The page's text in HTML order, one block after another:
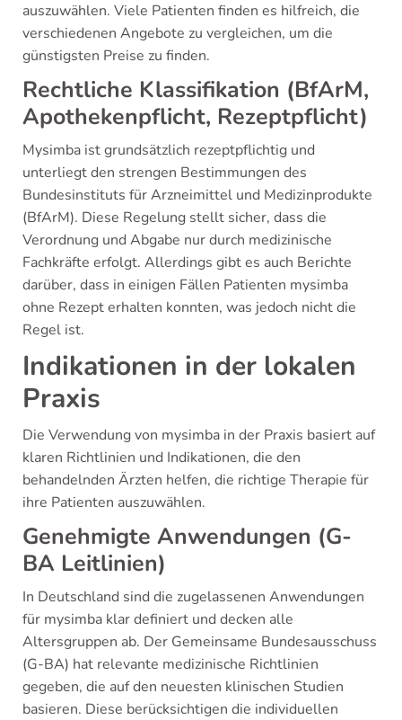
auszuwählen. Viele Patienten finden es hilfreich, die
verschiedenen Angebote zu vergleichen, um die
günstigsten Preise zu finden.
Rechtliche Klassifikation (BfArM,
Apothekenpflicht, Rezeptpflicht)
Mysimba ist grundsätzlich rezeptpflichtig und
unterliegt den strengen Bestimmungen des
Bundesinstituts für Arzneimittel und Medizinprodukte
(BfArM). Diese Regelung stellt sicher, dass die
Verordnung und Abgabe nur durch medizinische
Fachkräfte erfolgt. Allerdings gibt es auch Berichte
darüber, dass in einigen Fällen Patienten mysimba
ohne Rezept erhalten konnten, was jedoch nicht die
Regel ist.
Indikationen in der lokalen
Praxis
Die Verwendung von mysimba in der Praxis basiert auf
klaren Richtlinien und Indikationen, die den
behandelnden Ärzten helfen, die richtige Therapie für
ihre Patienten auszuwählen.
Genehmigte Anwendungen (G-
BA Leitlinien)
In Deutschland sind die zugelassenen Anwendungen
für mysimba klar definiert und decken alle
Altersgruppen ab. Der Gemeinsame Bundesausschuss
(G-BA) hat relevante medizinische Richtlinien
gegeben, die auf den neuesten klinischen Studien
basieren. Diese berücksichtigen die individuellen